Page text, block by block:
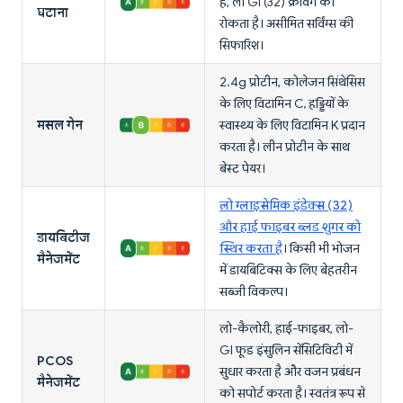
घटाना
रोकता है। असीमित सर्विंग्स की
सिफारिश।
मसल गेन
2.4g प्रोटीन, कोलेजन सिंथेसिस
के लिए विटामिन C, हड्डियों के
स्वास्थ्य के लिए विटामिन K प्रदान
करता है। लीन प्रोटीन के साथ
बेस्ट पेयर।
डायबिटीज
मैनेजमेंट
लो ग्लाइसेमिक इंडेक्स (32)
और हाई फाइबर ब्लड शुगर को
स्थिर करता है। किसी भी भोजन
में डायबिटिक्स के लिए बेहतरीन
सब्जी विकल्प।
PCOS
मैनेजमेंट
लो-कैलोरी, हाई-फाइबर, लो-
GI फूड इंसुलिन सेंसिटिविटी में
सुधार करता है और वजन प्रबंधन
को सपोर्ट करता है। स्वतंत्र रूप से